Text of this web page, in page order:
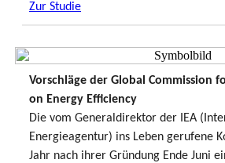
Zur Studie
Vorschläge der Global Commission
on Energy Efficiency
Die vom Generaldirektor der IEA
Energieagentur) ins Leben gerufene
Jahr nach ihrer Gründung Ende Juni